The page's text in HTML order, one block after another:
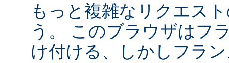
もっと複雑なリクエス
う。 このブラウザはフ
け付ける、しかしフラ